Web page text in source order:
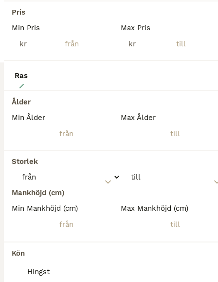
Pris
Min Pris
kr
Max Pris
kr
Ras
Ålder
Min Ålder
Max Ålder
Storlek
Mankhöjd (cm)
Min Mankhöjd (cm)
Max Mankhöjd (cm)
Kön
Hingst
Höör (132.7km)